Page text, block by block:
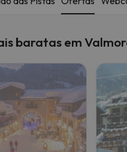
o nosso Seeker perdeu o
baratas em